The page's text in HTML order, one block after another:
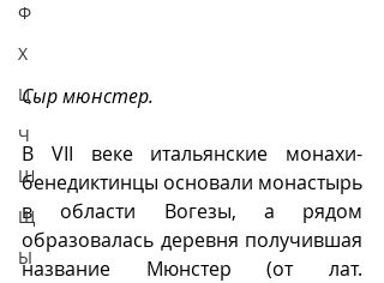
Ф
Х
Ц
Ч
Ш
Щ
Ы
Сыр мюнстер.
В VII веке итальянские монахи-
бенедиктинцы основали монастырь
в области Вогезы, а рядом
образовалась деревня получившая